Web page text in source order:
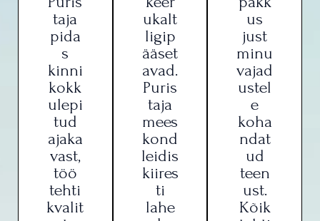
taja
pida
s
kinni
kokk
ulepi
tud
ajaka
vast,
töö
tehti
kvalit
ukalt
ligip
ääset
avad.
Puris
taja
mees
kond
leidis
kiires
ti
lahe
us
just
minu
vajad
ustel
e
koha
ndat
ud
teen
ust.
Kõik